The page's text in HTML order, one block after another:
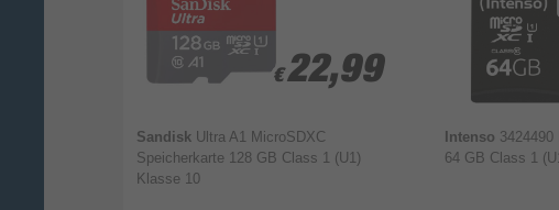
€ 22,99
€ 22,99
Sandisk Ultra A1 MicroSDXC
Speicherkarte 128 GB Class 1 (U1)
Klasse 10
Intenso
64 GB Class 1